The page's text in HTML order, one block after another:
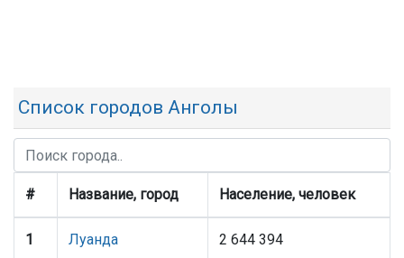
Список городов Анголы
# Название, город Население, человек
1 Луанда 2 644 394